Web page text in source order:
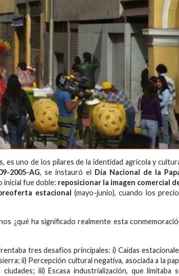
es uno de los pilares de la identidad agrícola y
2005-AG, se instauró el Día Nacional de la
inicial fue doble: reposicionar la imagen comercial
estacional (mayo-junio), cuando los
¿qué ha significado realmente esta
tres desafíos principales: i) Caídas
ii) Percepción cultural negativa, asociada a la
iii) Escasa industrialización, que limitaba